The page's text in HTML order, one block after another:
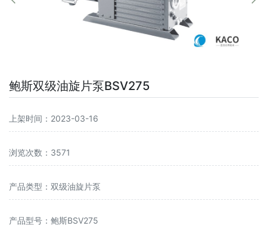
鲍斯双级油旋片泵BSV275
上架时间：2023-03-16
浏览次数：3571
产品类型：双级油旋片泵
产品型号：鲍斯BSV275